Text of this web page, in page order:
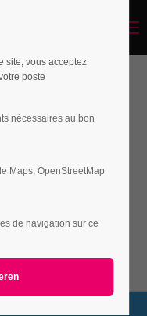
consectetuer
ligula eget
site, vous acceptez
poste
nécessaires au bon
Maps, OpenStreetMap
de navigation sur ce